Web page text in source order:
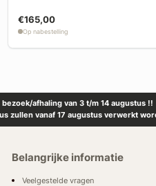
€165,00
Op nabestelling
afhaling van 3 t/m 14 augustus !!
zullen vanaf 17 augustus verwerkt
Belangrijke informatie
Veelgestelde vragen